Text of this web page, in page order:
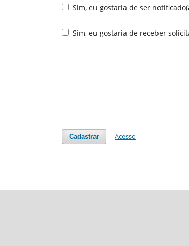
Sim, eu gostaria de ser
Sim, eu gostaria de receber
Cadastrar Acesso